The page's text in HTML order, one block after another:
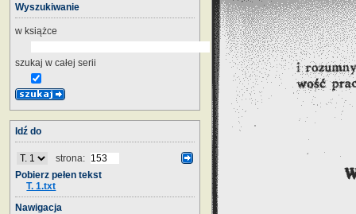
Wyszukiwanie
w książce
szukaj w całej serii
Idź do
strona:
Pobierz pełen tekst
T. 1.txt
Nawigacja